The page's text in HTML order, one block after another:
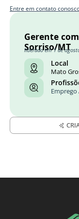
Entre em contato
Gerente
Sorriso/MT
liberado em 1 de
Local
Mato